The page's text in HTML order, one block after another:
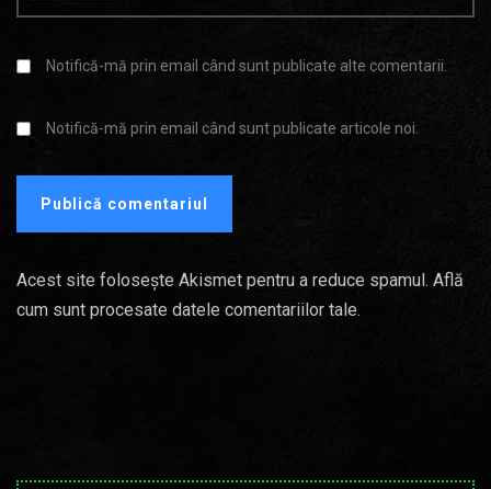
Notifică-mă prin email când sunt publicate alte comentarii.
Notifică-mă prin email când sunt publicate articole noi.
Acest site folosește Akismet pentru a reduce spamul. Află
cum sunt procesate datele comentariilor tale.